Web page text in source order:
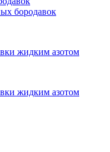
бородавок
жидким азотом
жидким азотом